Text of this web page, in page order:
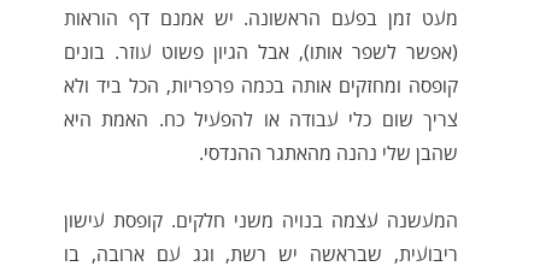
מעט זמן בפעם הראשונה. יש אמנם דף הוראות
(אפשר לשפר אותו), אבל הגיון פשוט עוזר. בונים
קופסה ומחזקים אותה בכמה פרפריות, הכל ביד ולא
צריך שום כלי עבודה או להפעיל כח. האמת היא
שהבן שלי נהנה מהאתגר ההנדסי.
המעשנה עצמה בנויה משני חלקים. קופסת עישון
ריבועית, שבראשה יש רשת, וגג עם ארובה, בו